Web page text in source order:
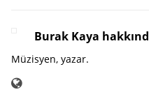
Burak Kaya
Müzisyen, yazar.